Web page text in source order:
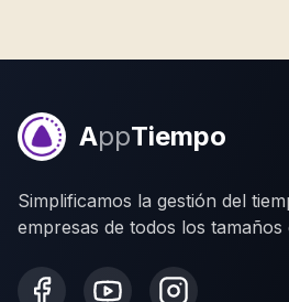
AppTiempo
Simplificamos la gestión del
empresas de todos los tamaños